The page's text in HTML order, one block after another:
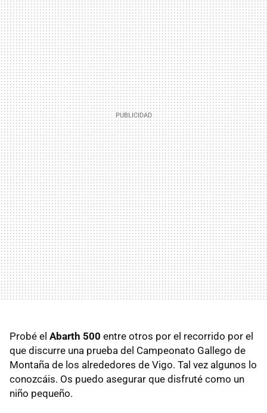
Probé el Abarth 500 entre otros por el recorrido por el
que discurre una prueba del Campeonato Gallego de
Montaña de los alrededores de Vigo. Tal vez algunos lo
conozcáis. Os puedo asegurar que disfruté como un
niño pequeño.